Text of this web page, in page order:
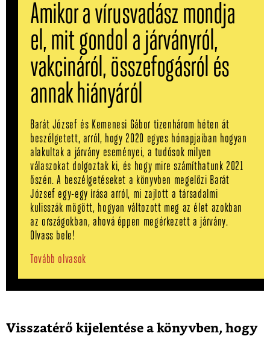
Amikor a vírusvadász mondja
el, mit gondol a járványról,
vakcináról, összefogásról és
annak hiányáról
Barát József és Kemenesi Gábor tizenhárom héten át
beszélgetett, arról, hogy 2020 egyes hónapjaiban hogyan
alakultak a járvány eseményei, a tudósok milyen
válaszokat dolgoztak ki, és hogy mire számíthatunk 2021
őszén. A beszélgetéseket a könyvben megelőzi Barát
József egy-egy írása arról, mi zajlott a társadalmi
kulisszák mögött, hogyan változott meg az élet azokban
az országokban, ahová éppen megérkezett a járvány.
Olvass bele!
Tovább olvasok
Visszatérő kijelentése a könyvben, hogy